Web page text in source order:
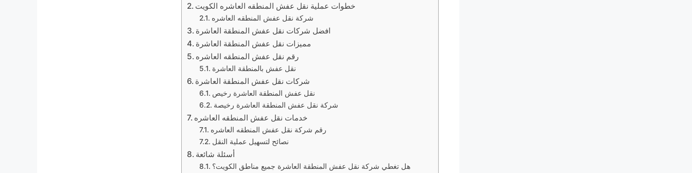
خطوات عملية نقل عفش المنطقه العاشره الكويت
شركة نقل عفش المنطقه العاشره
افضل شركات نقل عفش المنطقة العاشرة
مميزات نقل عفش المنطقة العاشرة
رقم نقل عفش المنطقه العاشره
نقل عفش بالمنطقة العاشرة
شركات نقل عفش المنطقة العاشرة
نقل عفش المنطقة العاشرة رخيص
شركة نقل عفش المنطقة العاشرة رخيصة
خدمات نقل عفش المنطقه العاشره
رقم شركة نقل عفش المنطقه العاشره
نصائح لتسهيل عملية النقل
أسئلة شائعة
هل تغطي شركة نقل عفش المنطقة العاشرة جميع مناطق الكويت؟